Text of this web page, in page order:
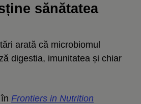
sănătatea
arată că microbiomul
digestia, imunitatea și chiar
Frontiers in Nutrition